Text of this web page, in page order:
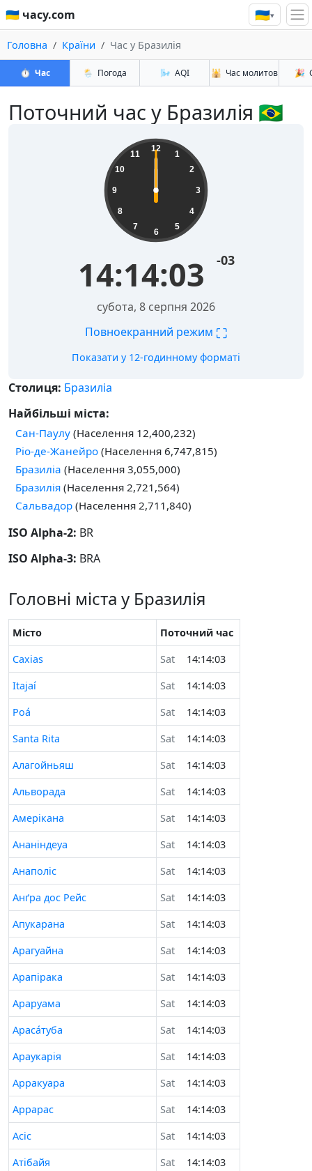
🇺🇦 часу.com 🇺🇦▾
Головна Країни Час у Бразилія
⏱️ Час 🌦️ Погода 🌬️ AQI 🕌 Час молитов 🎉
Поточний час у Бразилія 🇧🇷
12
1
2
3
4
5
6
7
8
9
10
11
14:14:03 -03
субота, 8 серпня 2026
Повноекранний режим ⛶
Показати у 12-годинному форматі
Столиця: Бразиліа
Найбільші міста:
Сан-Паулу (Населення 12,400,232)
Ріо-де-Жанейро (Населення 6,747,815)
Бразиліа (Населення 3,055,000)
Бразилія (Населення 2,721,564)
Сальвадор (Населення 2,711,840)
ISO Alpha-2: BR
ISO Alpha-3: BRA
Головні міста у Бразилія
Місто
Поточний час
Caxias
Sat
14:14:03
Itajaí
Sat
14:14:03
Poá
Sat
14:14:03
Santa Rita
Sat
14:14:03
Алaгойньяш
Sat
14:14:03
Альворада
Sat
14:14:03
Амеріканa
Sat
14:14:03
Ананіндеуа
Sat
14:14:03
Анаполіс
Sat
14:14:03
Анґра дос Рейс
Sat
14:14:03
Апукарана
Sat
14:14:03
Арагуайна
Sat
14:14:03
Арапірака
Sat
14:14:03
Араруама
Sat
14:14:03
Араса́туба
Sat
14:14:03
Араукарія
Sat
14:14:03
Арракуара
Sat
14:14:03
Аррарас
Sat
14:14:03
Асіс
Sat
14:14:03
Атібайя
Sat
14:14:03